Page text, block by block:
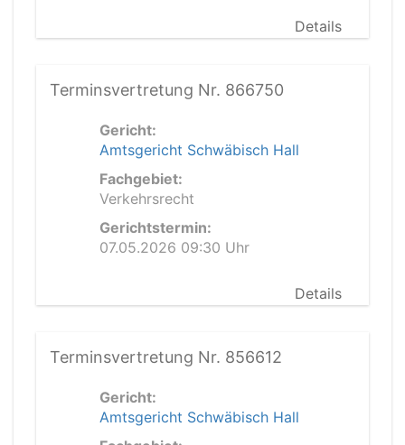
Details
Terminsvertretung Nr. 866750
Gericht:
Amtsgericht Schwäbisch Hall
Fachgebiet:
Verkehrsrecht
Gerichtstermin:
07.05.2026 09:30 Uhr
Details
Terminsvertretung Nr. 856612
Gericht:
Amtsgericht Schwäbisch Hall